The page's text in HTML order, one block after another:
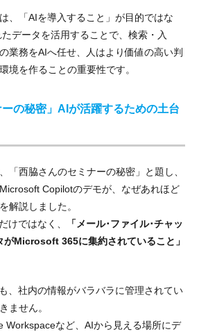
、「AIを導入すること」が目的ではな
データを活用することで、検索・入
業務をAIへ任せ、人はより価値の高い判
境を作ることの重要性です。
ーの秘密」AIが活躍するための土台
「西脇さんのセミナーの秘密」と題し、
Copilotのデモが、なぜあれほど
解説しました。
けではなく、
「メール･ファイル･チャッ
がMicrosoft 365に集約されていること」
、社内の情報がバラバラに管理されてい
ません。
Workspaceなど、AIから見える場所にデ